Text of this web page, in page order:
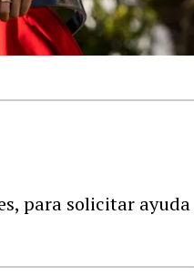
para solicitar ayuda